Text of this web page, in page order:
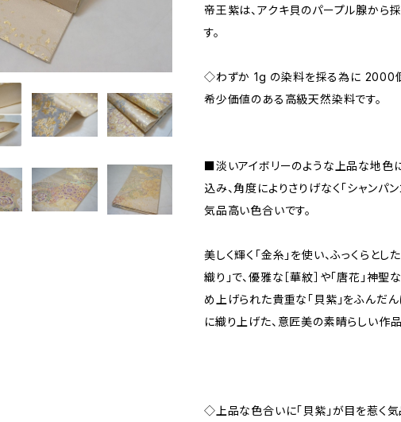
帝王紫は、アクキ貝のパープル腺から
す。
◇わずか 1g の染料を採る為に 2000
希少価値のある高級天然染料です。
■淡いアイボリーのような上品な地色に
込み、角度によりさりげなく「シャンパン
気品高い色合いです。
美しく輝く「金糸」を使い、ふっくらと
織り」で、優雅な［華紋］や「唐花」神聖
め上げられた貴重な「貝紫」をふんだ
に織り上げた、意匠美の素晴らしい作品
◇上品な色合いに「貝紫」が目を惹く気